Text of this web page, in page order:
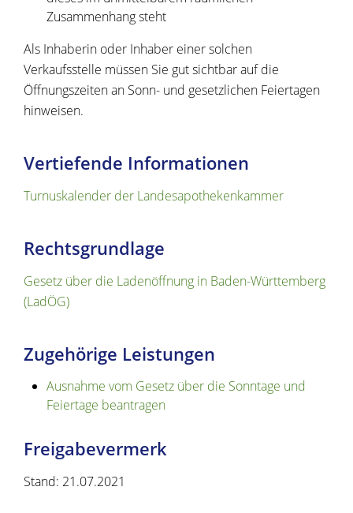
Zusammenhang steht
Als Inhaberin oder Inhaber einer solchen
Verkaufsstelle müssen Sie gut sichtbar auf die
Öffnungszeiten an Sonn- und gesetzlichen Feiertagen
hinweisen.
Vertiefende Informationen
Turnuskalender der Landesapothekenkammer
Rechtsgrundlage
Gesetz über die Ladenöffnung in Baden-Württemberg
(LadÖG)
Zugehörige Leistungen
Ausnahme vom Gesetz über die Sonntage und
Feiertage beantragen
Freigabevermerk
Stand: 21.07.2021